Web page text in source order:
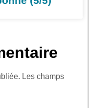
Les champs